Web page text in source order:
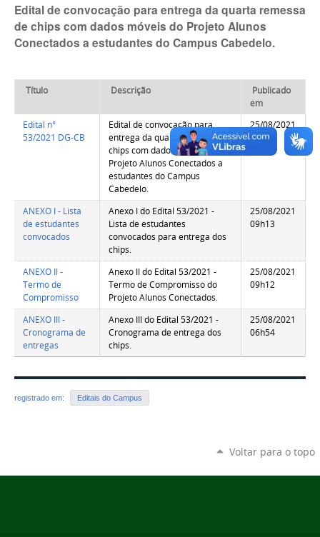
Edital de convocação para entrega da quarta remessa
de chips com dados móveis do Projeto Alunos
Conectados a estudantes do Campus Cabedelo.
Título Descrição
Publicado
em
Edital n°
53/2021 DG-CB
Edital de convocação para
entrega da quarta remessa de
chips com dados móveis do
Projeto Alunos Conectados a
estudantes do Campus
Cabedelo.
25/08/2021
09h15
ANEXO I - Lista
de estudantes
convocados
Anexo I do Edital 53/2021 -
Lista de estudantes
convocados para entrega dos
chips.
25/08/2021
09h13
ANEXO II -
Termo de
Compromisso
Anexo II do Edital 53/2021 -
Termo de Compromisso do
Projeto Alunos Conectados.
25/08/2021
09h12
ANEXO III -
Cronograma de
entregas
Anexo III do Edital 53/2021 -
Cronograma de entrega dos
chips.
25/08/2021
06h54
registrado em: Editais do Campus
Voltar para o topo